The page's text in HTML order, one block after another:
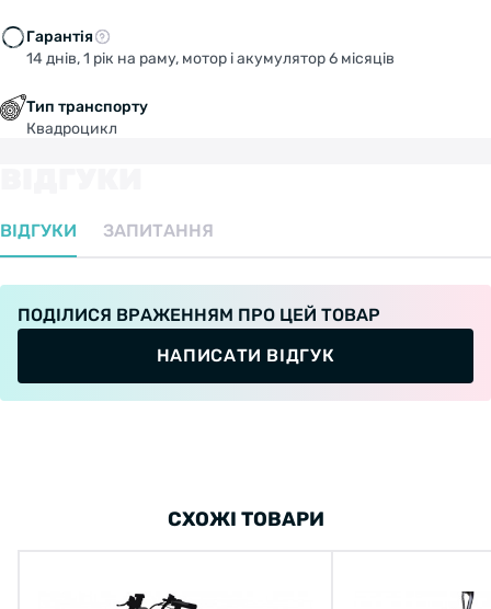
Гарантія
14 днів, 1 рік на раму, мотор і акумулятор 6 місяців
Тип транспорту
Квадроцикл
ВІДГУКИ ЗАПИТАННЯ
ПОДІЛИСЯ ВРАЖЕННЯМ ПРО ЦЕЙ ТОВАР
НАПИСАТИ ВІДГУК
СХОЖІ ТОВАРИ